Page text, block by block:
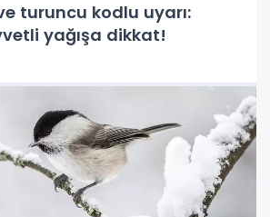
turuncu kodlu uyarı:
yağışa dikkat!